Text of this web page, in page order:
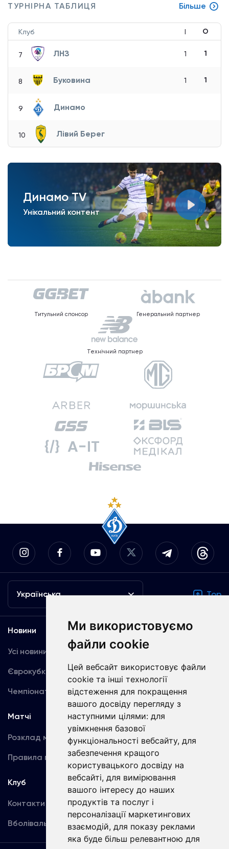
Ми використовуємо
файли cookie
Цей вебсайт використовує файли
cookie та інші технології
відстеження для покращення
вашого досвіду перегляду з
наступними цілями: для
увімкнення базової
функціональності вебсайту, для
забезпечення кращого
користувацького досвіду на
вебсайті, для вимірювання
вашого інтересу до наших
продуктів та послуг і
персоналізації маркетингових
взаємодій, для показу реклами
яка буде більш релевантною для
ТУРНІРНА ТАБЛИЦЯ Більше
Клуб І О
7 ЛНЗ 1 1
8 Буковина 1 1
9 Динамо
10 Лівий Берег
Динамо TV
Унікальний контент
Титульний спонсор Генеральний партнер
Технічний партнер
Українська Top
Новини
Усі новини
Єврокубки
Чемпіонат України
Медіа
Динамо TV
Фотогалерея
Акредитація
Матчі
Розклад матчів
Правила поведінки
Команда
Перша команда
U19
Клуб
Контакти
Вболівальникам